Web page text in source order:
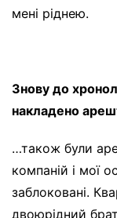
мені ріднею.
Знову до
накладено
…також були
компаній і мої
заблоковані.
двоюрідний